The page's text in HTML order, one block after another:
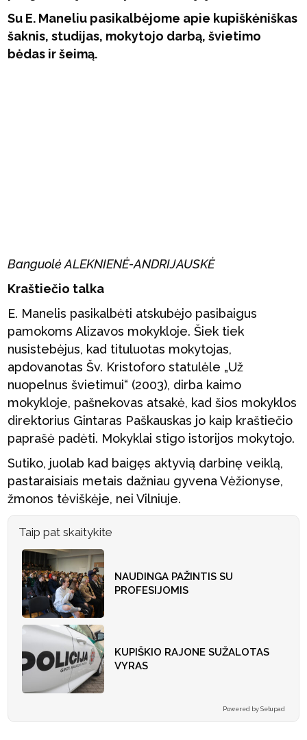
Su E. Maneliu pasikalbėjome apie kupiškėniškas
šaknis, studijas, mokytojo darbą, švietimo
bėdas ir šeimą.
Banguolė ALEKNIENĖ-ANDRIJAUSKĖ
Kraštiečio talka
E. Manelis pasikalbėti atskubėjo pasibaigus
pamokoms Alizavos mokykloje. Šiek tiek
nusistebėjus, kad tituluotas mokytojas,
apdovanotas Šv. Kristoforo statulėle „Už
nuopelnus švietimui“ (2003), dirba kaimo
mokykloje, pašnekovas atsakė, kad šios mokyklos
direktorius Gintaras Paškauskas jo kaip kraštiečio
paprašė padėti. Mokyklai stigo istorijos mokytojo.
Sutiko, juolab kad baigęs aktyvią darbinę veiklą,
pastaraisiais metais dažniau gyvena Vėžionyse,
žmonos tėviškėje, nei Vilniuje.
Taip pat skaitykite
NAUDINGA PAŽINTIS SU
PROFESIJOMIS
KUPIŠKIO RAJONE SUŽALOTAS
VYRAS
Powered by Setupad